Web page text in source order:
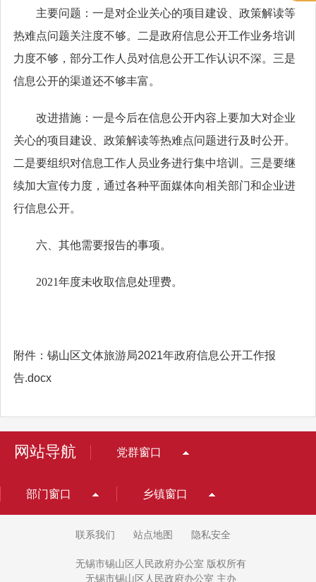
主要问题：一是对企业关心的项目建设、政策解读等
热难点问题关注度不够。二是政府信息公开工作业务培训
力度不够，部分工作人员对信息公开工作认识不深。 三是
信息公开的渠道还不够丰富。
改进措施：一是今后在信息公开内容上要加大对企业
关心的项目建设、政策解读等热难点问题进行及时公开。
二是要组织对信息工作人员业务进行集中培训。 三是要继
续加大宣传力度，通过各种平面媒体向相关部门和企业进
行信息公开。
六、其他需要报告的事项。
2021年度未收取信息处理费。
附件： 锡山区文体旅游局2021年政府信息公开工作报
告.docx
网站导航 党群窗口
部门窗口 乡镇窗口
联系我们 站点地图 隐私安全
无锡市锡山区人民政府办公室 版权所有
无锡市锡山区人民政府办公室 主办